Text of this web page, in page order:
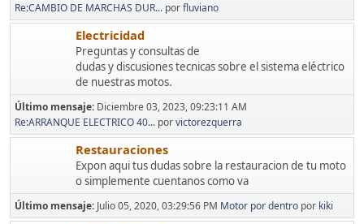
Re:CAMBIO DE MARCHAS DUR... porfluviano
Electricidad
Preguntas y consultas de
dudas y discusiones tecnicas sobre el sistema eléctrico
de nuestras motos.
Último mensaje: Diciembre 03, 2023, 09:23:11 AM
Re:ARRANQUE ELECTRICO 40... porvictorezquerra
Restauraciones
Expon aqui tus dudas sobre la restauracion de tu moto
o simplemente cuentanos como va
Último mensaje: Julio 05, 2020, 03:29:56 PM Motor por dentro por kiki